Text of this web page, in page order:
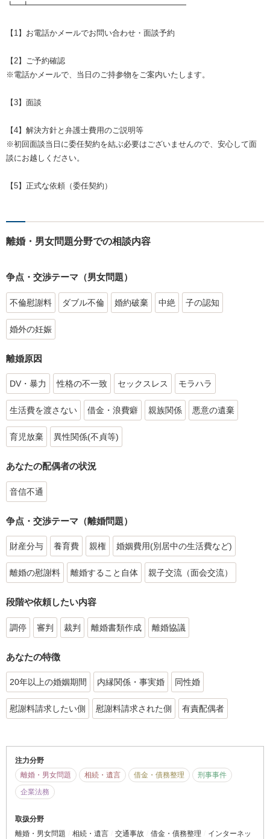
┗━┻━━━━━━━━━━━━━━━━━━━━
【1】お電話かメールでお問い合わせ・面談予約
【2】ご予約確認
※電話かメールで、当日のご持参物をご案内いたします。
【3】面談
【4】解決方針と弁護士費用のご説明等
※初回面談当日に委任契約を結ぶ必要はございませんので、安心して面
談にお越しください。
【5】正式な依頼（委任契約）
離婚・男女問題分野での相談内容
争点・交渉テーマ（男女問題）
不倫慰謝料 ダブル不倫 婚約破棄 中絶 子の認知
婚外の妊娠
離婚原因
DV・暴力 性格の不一致 セックスレス モラハラ
生活費を渡さない 借金・浪費癖 親族関係 悪意の遺棄
育児放棄 異性関係(不貞等)
あなたの配偶者の状況
音信不通
争点・交渉テーマ（離婚問題）
財産分与 養育費 親権 婚姻費用(別居中の生活費など)
離婚の慰謝料 離婚すること自体 親子交流（面会交流）
段階や依頼したい内容
調停 審判 裁判 離婚書類作成 離婚協議
あなたの特徴
20年以上の婚姻期間 内縁関係・事実婚 同性婚
慰謝料請求したい側 慰謝料請求された側 有責配偶者
注力分野
離婚・男女問題
相続・遺言 借金・債務整理
刑事事件
企業法務
取扱分野
離婚・男女問題
相続・遺言 交通事故 借金・債務整理
インターネッ